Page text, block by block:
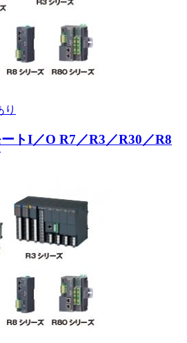
トI／O R7／R3／R30／R8